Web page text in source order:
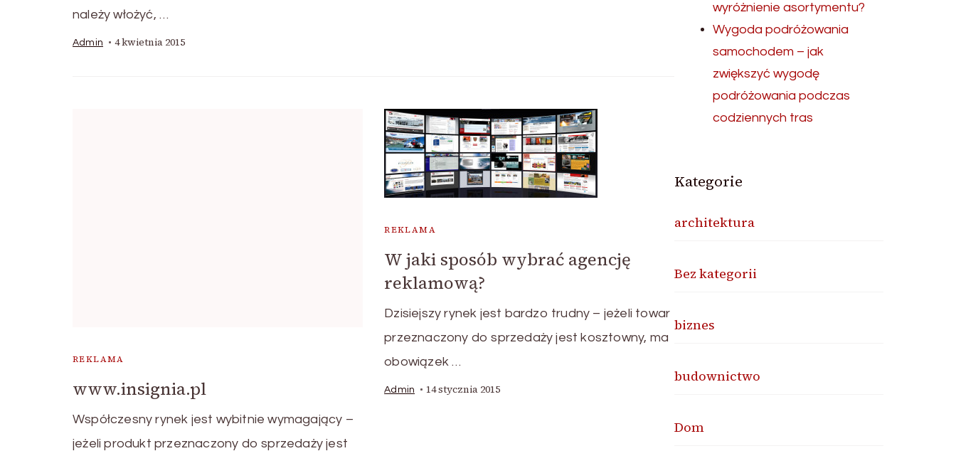
należy włożyć, …
Admin 4 kwietnia 2015
REKLAMA
www.insignia.pl
Współczesny rynek jest wybitnie wymagający –
jeżeli produkt przeznaczony do sprzedaży jest
REKLAMA
W jaki sposób wybrać agencję
reklamową?
Dzisiejszy rynek jest bardzo trudny – jeżeli towar
przeznaczony do sprzedaży jest kosztowny, ma
obowiązek …
Admin 14 stycznia 2015
wyróżnienie asortymentu?
Wygoda podróżowania
samochodem – jak
zwiększyć wygodę
podróżowania podczas
codziennych tras
Kategorie
architektura
Bez kategorii
biznes
budownictwo
Dom